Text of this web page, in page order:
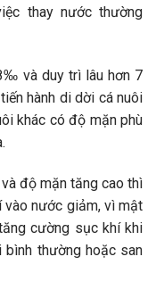
thay nước thường
và duy trì lâu hơn 7
hành di dời cá nuôi
khác có độ mặn phù
độ mặn tăng cao thì
vào nước giảm, vì mật
cường sục khí khi
thường hoặc san